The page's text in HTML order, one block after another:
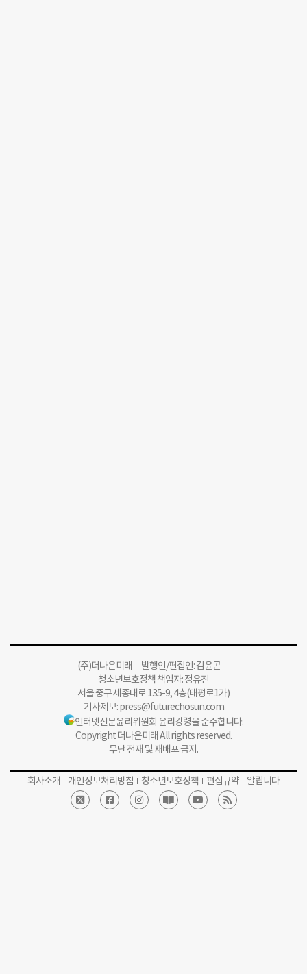
(주)더나은미래 발행인/편집인: 김윤곤
청소년보호정책 책임자: 정유진
서울 중구 세종대로 135-9, 4층(태평로1가)
기사제보:press@futurechosun.com
인터넷신문윤리위원회 윤리강령을 준수합니다.
Copyright 더나은미래 All rights reserved.
무단 전재 및 재배포 금지.
회사소개 개인정보처리방침 청소년보호정책 편집규약 알립니다